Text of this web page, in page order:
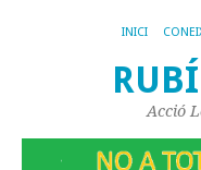
INICI
Acció